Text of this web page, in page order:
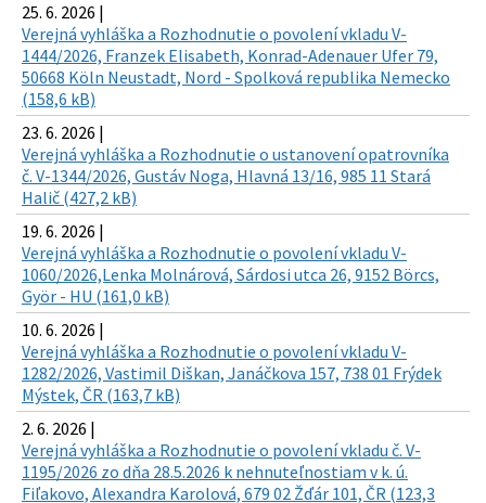
25. 6. 2026 |
Verejná vyhláška a Rozhodnutie o povolení vkladu V-
1444/2026, Franzek Elisabeth, Konrad-Adenauer Ufer 79,
50668 Köln Neustadt, Nord - Spolková republika Nemecko
(158,6 kB)
23. 6. 2026 |
Verejná vyhláška a Rozhodnutie o ustanovení opatrovníka
č. V-1344/2026, Gustáv Noga, Hlavná 13/16, 985 11 Stará
Halič (427,2 kB)
19. 6. 2026 |
Verejná vyhláška a Rozhodnutie o povolení vkladu V-
1060/2026,Lenka Molnárová, Sárdosi utca 26, 9152 Börcs,
Györ - HU (161,0 kB)
10. 6. 2026 |
Verejná vyhláška a Rozhodnutie o povolení vkladu V-
1282/2026, Vastimil Diškan, Janáčkova 157, 738 01 Frýdek
Mýstek, ČR (163,7 kB)
2. 6. 2026 |
Verejná vyhláška a Rozhodnutie o povolení vkladu č. V-
1195/2026 zo dňa 28.5.2026 k nehnuteľnostiam v k. ú.
Fiľakovo, Alexandra Karolová, 679 02 Žďár 101, ČR (123,3